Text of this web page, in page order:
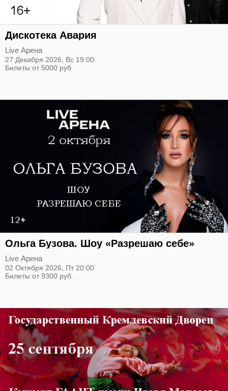
Дискотека Авария
Live Арена
27 Декабря 2026, Вс 19:00
Билеты от 5000 руб.
Ольга Бузова. Шоу «Разрешаю cебе»
Live Арена
02 Октября 2026, Пт 20:00
Билеты от 9300 руб.